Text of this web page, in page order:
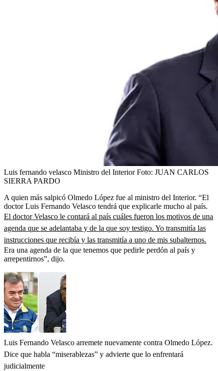
Luis fernando velasco Ministro del InteriorFoto: JUAN CARLOS
SIERRA PARDO
A quien más salpicó Olmedo López fue al ministro del Interior. “El
doctor Luis Fernando Velasco tendrá que explicarle mucho al país.
El doctor Velasco le contará al país cuáles fueron los motivos de una
agenda que se adelantaba y de la que soy testigo. Yo transmitía las
instrucciones que recibía y las transmitía a uno de mis subalternos.
Era una agenda de la que tenemos que pedirle perdón al país y
arrepentirnos”, dijo.
Luis Fernando Velasco arremete nuevamente contra Olmedo López.
Dice que habla “miserablezas” y advierte que lo enfrentará
judicialmente